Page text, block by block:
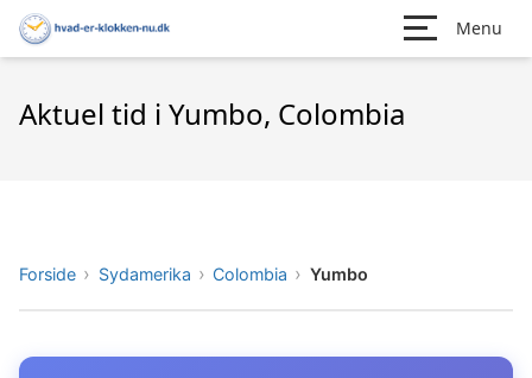
Menu
Aktuel tid i Yumbo, Colombia
Forside Sydamerika Colombia Yumbo